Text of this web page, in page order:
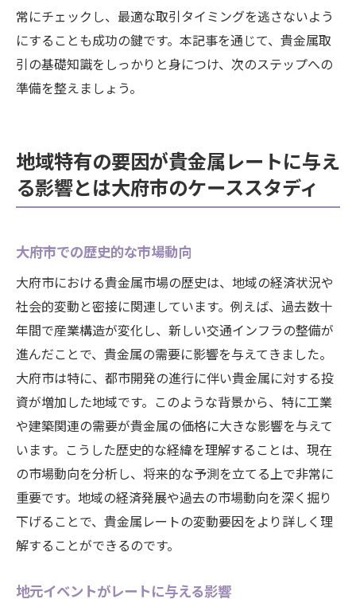
常にチェックし、最適な取引タイミングを逃さないよう
にすることも成功の鍵です。本記事を通じて、貴金属取
引の基礎知識をしっかりと身につけ、次のステップへの
準備を整えましょう。
地域特有の要因が貴金属レートに与え
る影響とは大府市のケーススタディ
大府市での歴史的な市場動向
大府市における貴金属市場の歴史は、地域の経済状況や
社会的変動と密接に関連しています。例えば、過去数十
年間で産業構造が変化し、新しい交通インフラの整備が
進んだことで、貴金属の需要に影響を与えてきました。
大府市は特に、都市開発の進行に伴い貴金属に対する投
資が増加した地域です。このような背景から、特に工業
や建築関連の需要が貴金属の価格に大きな影響を与えて
います。こうした歴史的な経緯を理解することは、現在
の市場動向を分析し、将来的な予測を立てる上で非常に
重要です。地域の経済発展や過去の市場動向を深く掘り
下げることで、貴金属レートの変動要因をより詳しく理
解することができるのです。
地元イベントがレートに与える影響